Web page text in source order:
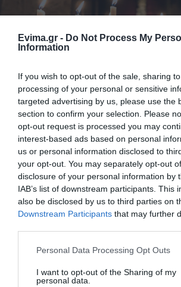
Evima.gr - Do Not Process My
Information
If you wish to opt-out of the sale, sharing
processing of your personal or sensitive
targeted advertising by us, please use the
section to confirm your selection. Please
opt-out request is processed you may
interest-based ads based on personal
us or personal information disclosed to
your opt-out. You may separately opt-out
disclosure of your personal information by
IAB’s list of downstream participants. This
also be disclosed by us to third parties on
Downstream Participants that may further
Please note that this website/app uses one
not limited to your visit or usage behaviour.
grant or deny consent to Google and its
Personal Data Processing Opt Outs
I want to opt-out of the Sharing of my
personal data.
Μεγάλη Τρίτη στην Εύβοια: Tο
της Κασσιανής, από τη
1936
15.04.2025 | 15:45